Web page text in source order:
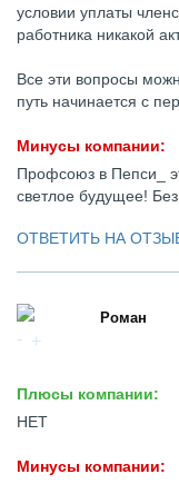
условии уплаты
работника никакой
Все эти вопросы
путь начинается с
Минусы компании:
Профсоюз в Пепси_
светлое будущее!
ОТВЕТИТЬ НА
Роман
Плюсы компании:
НЕТ
Минусы компании: